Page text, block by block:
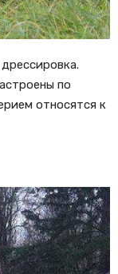
по
относятся к